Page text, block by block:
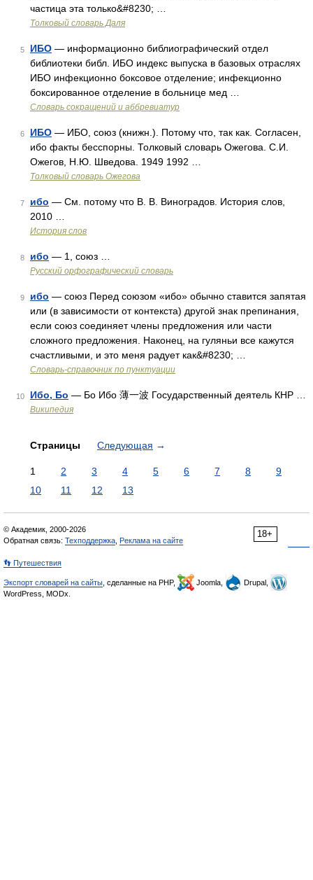
частица эта только&#8230; …
Толковый словарь Даля
5 ИБО — информационно библиографический отдел
библиотеки библ. ИБО индекс выпуска в базовых отраслях
ИБО инфекционно боксовое отделение; инфекционно
боксированное отделение в больнице мед …
Словарь сокращений и аббревиатур
6 ИБО — ИБО, союз (книжн.). Потому что, так как. Согласен,
ибо факты бесспорны. Толковый словарь Ожегова. С.И.
Ожегов, Н.Ю. Шведова. 1949 1992 …
Толковый словарь Ожегова
7 ибо — См. потому что В. В. Виноградов. История слов,
2010 …
История слов
8 ибо — 1, союз …
Русский орфографический словарь
9 ибо — союз Перед союзом «ибо» обычно ставится запятая
или (в зависимости от контекста) другой знак препинания,
если союз соединяет члены предложения или части
сложного предложения. Наконец, на гуляньи все кажутся
счастливыми, и это меня радует как&#8230; …
Словарь-справочник по пунктуации
10 Ибо, Бо — Бо Ибо 薄一波 Государственный деятель КНР …
Википедия
Страницы Следующая →
1 2 3 4 5 6 7 8
9
10
11 12 13
18+
© Академик, 2000-2026
Обратная связь: Техподдержка Реклама на сайте
👣 Путешествия
Экспорт словарей на сайты , сделанные на PHP, Joomla,
Drupal,
WordPress, MODx.